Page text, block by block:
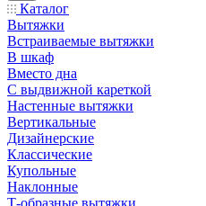
Каталог
Вытяжки
Встраиваемые вытяжки
В шкаф
Вместо дна
С выдвижной кареткой
Настенные вытяжки
Вертикальные
Дизайнерские
Классические
Купольные
Наклонные
Т-образные вытяжки